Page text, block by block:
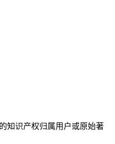
知识产权归属用户或原始著